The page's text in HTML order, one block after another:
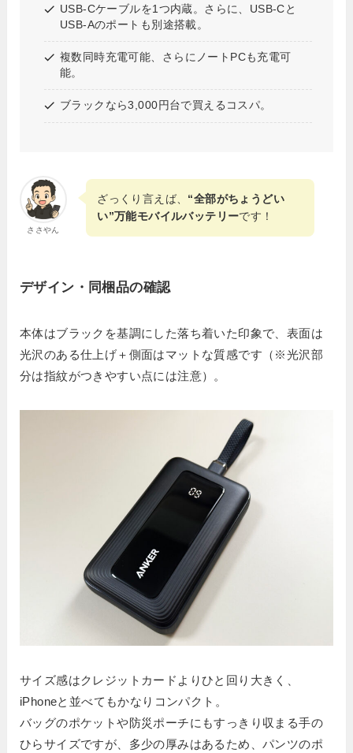
USB-Cケーブルを1つ内蔵。さらに、USB-Cと
USB-Aのポートも別途搭載。
複数同時充電可能、さらにノートPCも充電可
能。
ブラックなら3,000円台で買えるコスパ。
ささやん
ざっくり言えば、 “全部がちょうどい
い”万能モバイルバッテリーです！
デザイン・同梱品の確認
本体はブラックを基調にした落ち着いた印象で、表面は
光沢のある仕上げ＋側面はマットな質感です（※光沢部
分は指紋がつきやすい点には注意）。
サイズ感はクレジットカードよりひと回り大きく、
iPhoneと並べてもかなりコンパクト。
バッグのポケットや防災ポーチにもすっきり収まる手の
ひらサイズですが、多少の厚みはあるため、パンツのポ